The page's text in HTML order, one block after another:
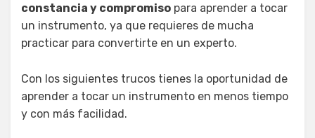
constancia y compromiso para aprender a tocar
un instrumento, ya que requieres de mucha
practicar para convertirte en un experto.
Con los siguientes trucos tienes la oportunidad de
aprender a tocar un instrumento en menos tiempo
y con más facilidad.